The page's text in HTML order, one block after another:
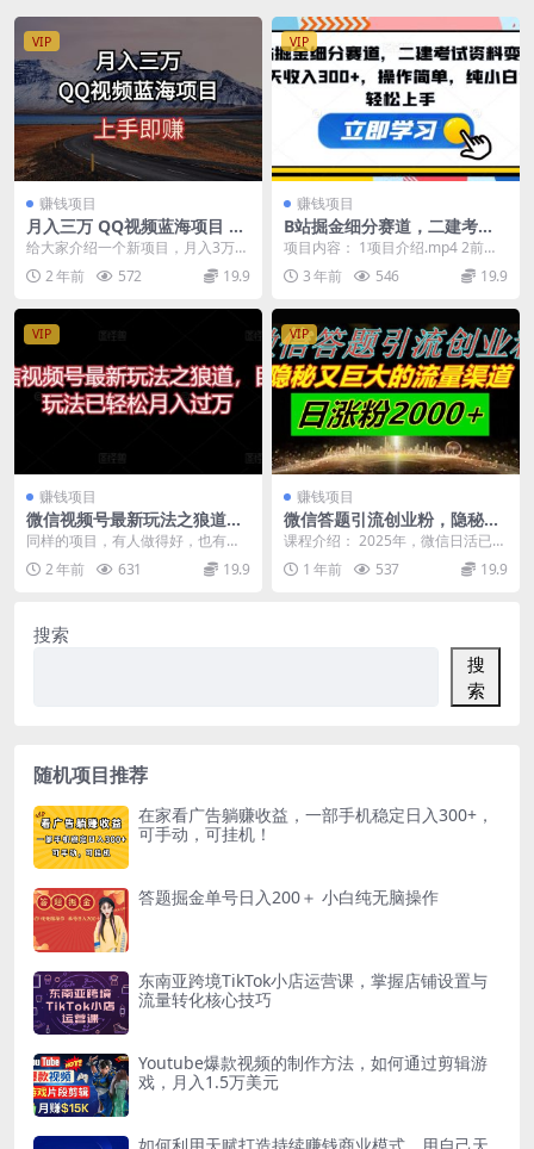
VIP
赚钱项目
月入三万 QQ视频蓝海项目 上
手即赚
给大家介绍一个新项目，月入3万
+，我们al智能软件帮助我们搬运，
一键去重作品， ...
2 年前 572 19.9
VIP
赚钱项目
B站掘金细分赛道，二建考试
资料变现，一天收入300+，操
作简单，纯小白也能轻松上手
项目内容： 1项目介绍.mp4 2前期
准备.mp4 3实操演示.mp4 4变现
方...3 年前 546 19.9
VIP
赚钱项目
微信视频号最新玩法之狼道，
目前玩法已轻松月入过万
同样的项目，有人做得好，也有人
做得不好。因为受到很多因素的限
制，比如执行力，领悟...
2 年前 631 19.9
VIP
赚钱项目
微信答题引流创业粉，隐秘又
巨大的流量渠道一小时引流20
0人，日涨粉2000+
课程介绍： 2025年，微信日活已达
15亿。本套课程，翔哥依然给大家
拆解一个，依...
1 年前 537 19.9
搜索
搜
索
随机项目推荐
在家看广告躺赚收益，一部手机稳定日入300+，
可手动，可挂机！
答题掘金单号日入200＋ 小白纯无脑操作
东南亚跨境TikTok小店运营课，掌握店铺设置与
流量转化核心技巧
Youtube爆款视频的制作方法，如何通过剪辑游
戏，月入1.5万美元